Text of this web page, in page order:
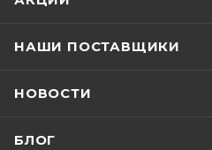
НАШИ ПОСТАВЩИКИ
НОВОСТИ
БЛОГ